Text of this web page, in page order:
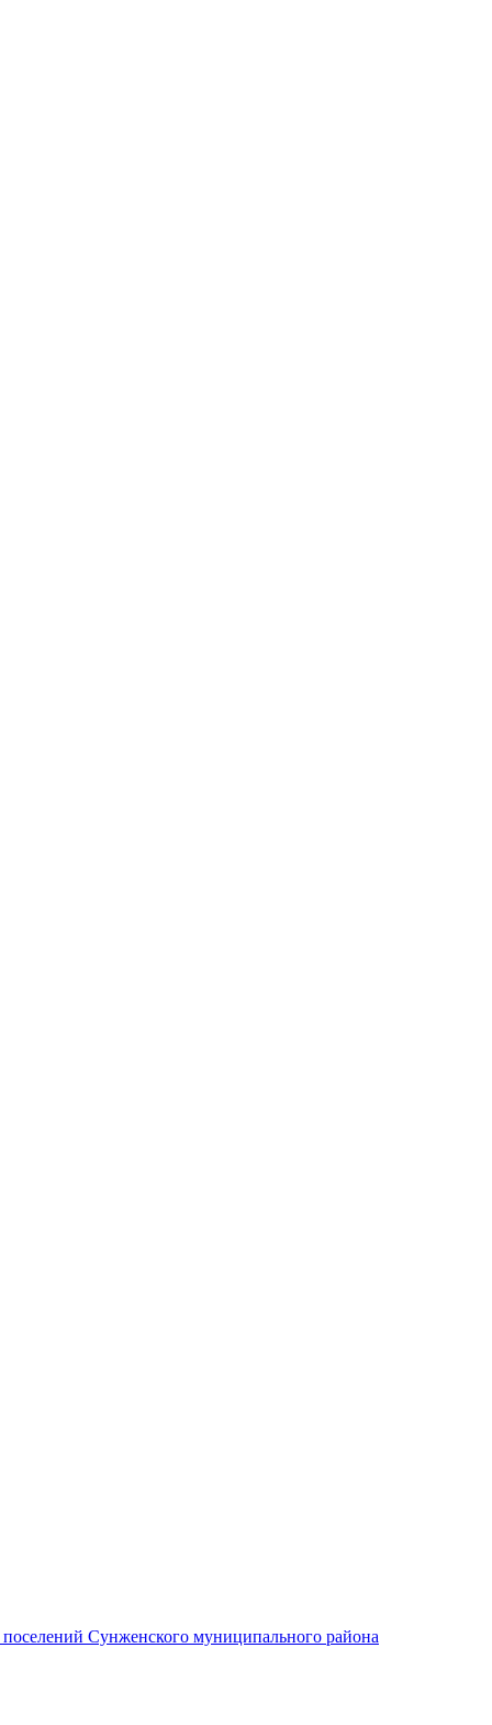
Сунженского муниципального района